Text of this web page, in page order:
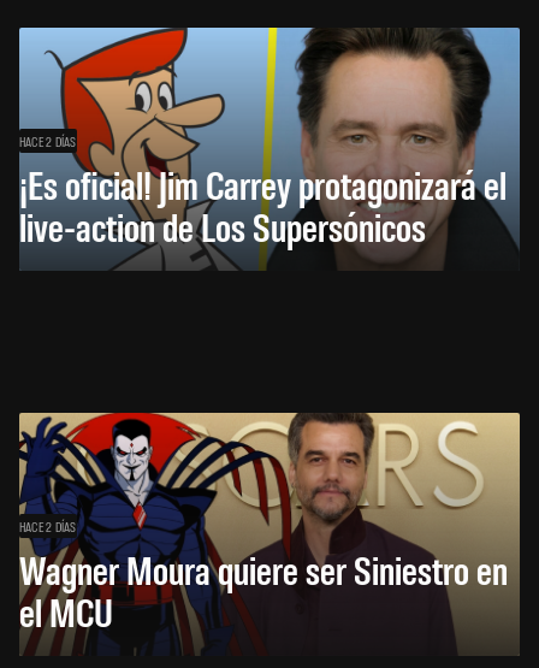
HACE 2 DÍAS
¡Es oficial! Jim Carrey protagonizará el
live-action de Los Supersónicos
HACE 2 DÍAS
Wagner Moura quiere ser Siniestro en
el MCU